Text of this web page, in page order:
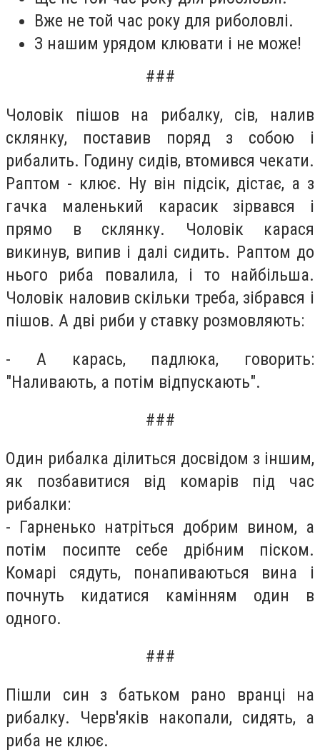
Вже не той час року для риболовлі.
З нашим урядом клювати і не може!
###
Чоловік пішов на рибалку, сів, налив
склянку, поставив поряд з собою і
рибалить. Годину сидів, втомився чекати.
Раптом - клює. Ну він підсік, дістає, а з
гачка маленький карасик зірвався і
прямо в склянку. Чоловік карася
викинув, випив і далі сидить. Раптом до
нього риба повалила, і то найбільша.
Чоловік наловив скільки треба, зібрався і
пішов. А дві риби у ставку розмовляють:
- А карась, падлюка, говорить:
"Наливають, а потім відпускають".
###
Один рибалка ділиться досвідом з іншим,
як позбавитися від комарів під час
рибалки:
- Гарненько натріться добрим вином, а
потім посипте себе дрібним піском.
Комарі сядуть, понапиваються вина і
почнуть кидатися камінням один в
одного.
###
Пішли син з батьком рано вранці на
рибалку. Черв'яків накопали, сидять, а
риба не клює.